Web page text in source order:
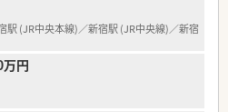
薬剤師の募集であり、時給などの給与条
ご経験を考慮して決定いたします。
の勤務ができる方を募集しており、フ
かりと収入を確保したい方に最適で
駅 (JR中央本線)／新宿駅 (JR中央線)／新宿
円